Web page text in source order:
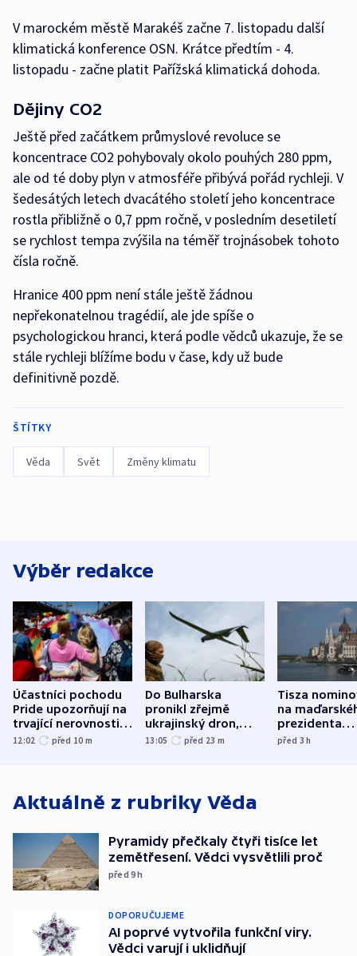
V marockém městě Marakéš začne 7. listopadu další
klimatická konference OSN. Krátce předtím - 4.
listopadu - začne platit Pařížská klimatická dohoda.
Dějiny CO2
Ještě před začátkem průmyslové revoluce se
koncentrace CO2 pohybovaly okolo pouhých 280 ppm,
ale od té doby plyn v atmosféře přibývá pořád rychleji. V
šedesátých letech dvacátého století jeho koncentrace
rostla přibližně o 0,7 ppm ročně, v posledním desetiletí
se rychlost tempa zvýšila na téměř trojnásobek tohoto
čísla ročně.
Hranice 400 ppm není stále ještě žádnou
nepřekonatelnou tragédií, ale jde spíše o
psychologickou hranci, která podle vědců ukazuje, že se
stále rychleji blížíme bodu v čase, kdy už bude
definitivně pozdě.
ŠTÍTKY
Věda Svět Změny klimatu
Výběr redakce
Účastníci pochodu
Pride upozorňují na
trvající nerovnosti i
společenskou
12:02 před 10 m
Do Bulharska
pronikl zřejmě
ukrajinský dron,
explodoval kilometr
13:05 před 23 m
Tisza
na
prezidenta
bývalého
před 3h
Aktuálně z rubriky Věda
Pyramidy přečkaly čtyři tisíce let
zemětřesení. Vědci vysvětlili proč
před 9h
DOPORUČUJEME
AI poprvé vytvořila funkční viry.
Vědci varují i uklidňují